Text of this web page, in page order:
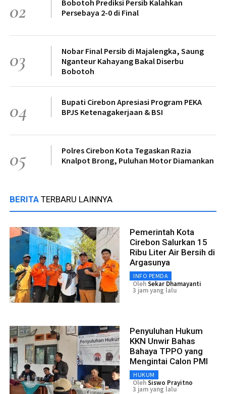
02
Bobotoh Prediksi Persib Kalahkan
Persebaya 2-0 di Final
03
Nobar Final Persib di Majalengka, Saung
Nganteur Kahayang Bakal Diserbu
Bobotoh
04
Bupati Cirebon Apresiasi Program PEKA
BPJS Ketenagakerjaan & BSI
05
Polres Cirebon Kota Tegaskan Razia
Knalpot Brong, Puluhan Motor Diamankan
BERITA TERBARU LAINNYA
Pemerintah Kota
Cirebon Salurkan 15
Ribu Liter Air Bersih di
Argasunya
INFO PEMDA
OlehSekar Dhamayanti
3 jam yang lalu
Penyuluhan Hukum
KKN Unwir Bahas
Bahaya TPPO yang
Mengintai Calon PMI
HUKUM
OlehSiswo Prayitno
3 jam yang lalu